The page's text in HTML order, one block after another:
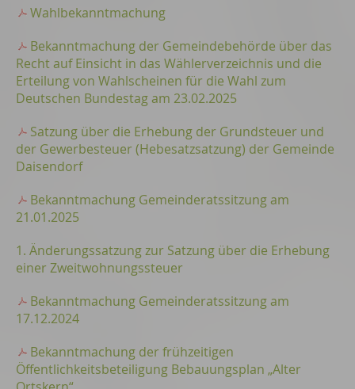
Wahlbekanntmachung
Bekanntmachung der Gemeindebehörde über das
Recht auf Einsicht in das Wählerverzeichnis und die
Erteilung von Wahlscheinen für die Wahl zum
Deutschen Bundestag am 23.02.2025
Satzung über die Erhebung der Grundsteuer und
der Gewerbesteuer (Hebesatzsatzung) der Gemeinde
Daisendorf
Bekanntmachung Gemeinderatssitzung am
21.01.2025
1. Änderungssatzung zur Satzung über die Erhebung
einer Zweitwohnungssteuer
Bekanntmachung Gemeinderatssitzung am
17.12.2024
Bekanntmachung der frühzeitigen
Öffentlichkeitsbeteiligung Bebauungsplan „Alter